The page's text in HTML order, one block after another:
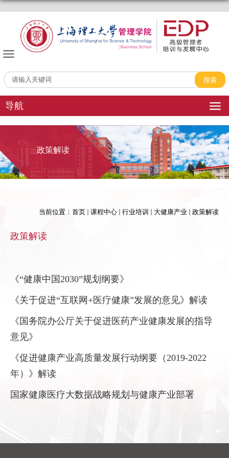
导航
政策解读
当前位置： 首页 课程中心 行业培训 大健康产业 政策解读
政策解读
《“健康中国2030”规划纲要》
《关于促进“互联网 +医疗健康”发展的意见》解读
《国务院办公厅关于促进医药产业健康发展的指导
意见》
《促进健康产业高质量发展行动纲要（2019-2022
年）》解读
国家健康医疗大数据战略规划与健康产业部署